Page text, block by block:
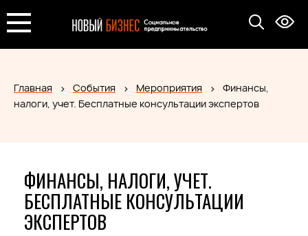
Главная События Мероприятия
Финансы,
налоги, учет. Бесплатные консультации экспертов
ФИНАНСЫ, НАЛОГИ, УЧЕТ.
БЕСПЛАТНЫЕ КОНСУЛЬТАЦИИ
ЭКСПЕРТОВ